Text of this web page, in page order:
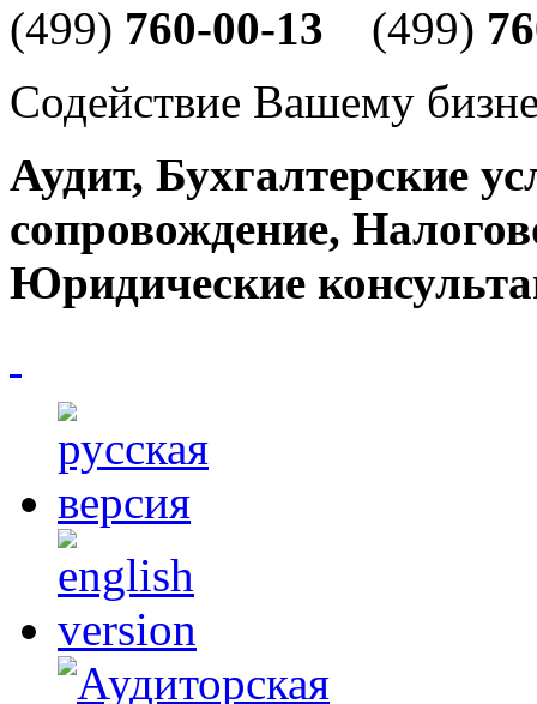
(499) 760-00-13 (499)
Содействие Вашему
Аудит, Бухгалтерские
сопровождение,
Юридические